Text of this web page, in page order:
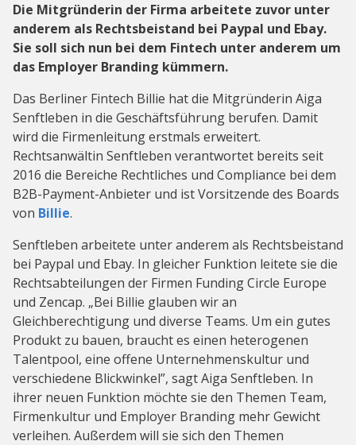
Die Mitgründerin der Firma arbeitete zuvor unter
anderem als Rechtsbeistand bei Paypal und Ebay.
Sie soll sich nun bei dem Fintech unter anderem um
das Employer Branding kümmern.
Das Berliner Fintech Billie hat die Mitgründerin Aiga
Senftleben in die Geschäftsführung berufen. Damit
wird die Firmenleitung erstmals erweitert.
Rechtsanwältin Senftleben verantwortet bereits seit
2016 die Bereiche Rechtliches und Compliance bei dem
B2B-Payment-Anbieter und ist Vorsitzende des Boards
von Billie.
Senftleben arbeitete unter anderem als Rechtsbeistand
bei Paypal und Ebay. In gleicher Funktion leitete sie die
Rechtsabteilungen der Firmen Funding Circle Europe
und Zencap. „Bei Billie glauben wir an
Gleichberechtigung und diverse Teams. Um ein gutes
Produkt zu bauen, braucht es einen heterogenen
Talentpool, eine offene Unternehmenskultur und
verschiedene Blickwinkel”, sagt Aiga Senftleben. In
ihrer neuen Funktion möchte sie den Themen Team,
Firmenkultur und Employer Branding mehr Gewicht
verleihen. Außerdem will sie sich den Themen